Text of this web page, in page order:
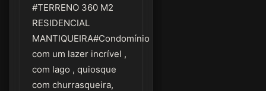
#TERRENO 360 M2
RESIDENCIAL
MANTIQUEIRA#Condomínio
com um lazer incrível ,
com lago , quiosque
com churrasqueira,